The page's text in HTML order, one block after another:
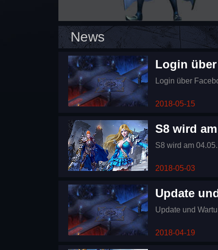
News
Login
Login über
2018-05-15
S8 wird
S8 wird am
2018-05-03
Update
Update und
2018-04-19